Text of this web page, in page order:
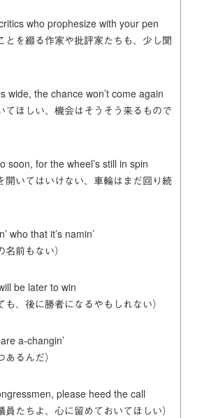
who prophesize with your pen
とを綴る作家や批評家たちも、少し聞
wide, the chance won’t come again
てほしい、機会はそうそう来るもので
soon, for the wheel’s still in spin
開いてはいけない、車輪はまだ回り続
who that it’s namin’
名前もない）
be later to win
も、後に勝者になるやもしれない）
a-changin’
あるんだ）
please heed the call
員たちよ、心に留めておいてほしい）